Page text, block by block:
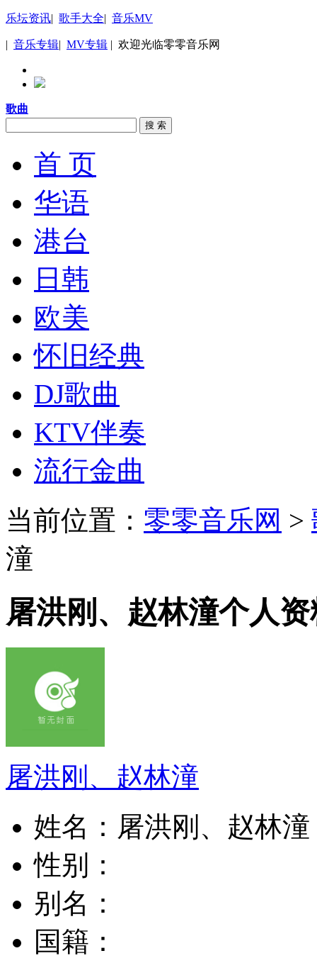
乐坛资讯| 歌手大全| 音乐MV
| 音乐专辑| MV专辑 | 欢迎光临零零音乐网
歌曲
搜 索
首 页
华语
港台
日韩
欧美
怀旧经典
DJ歌曲
KTV伴奏
流行金曲
当前位置： 零零音乐网 >
潼
屠洪刚、赵林潼个人资
屠洪刚、赵林潼
姓名： 屠洪刚、赵林潼
性别：
别名：
国籍：